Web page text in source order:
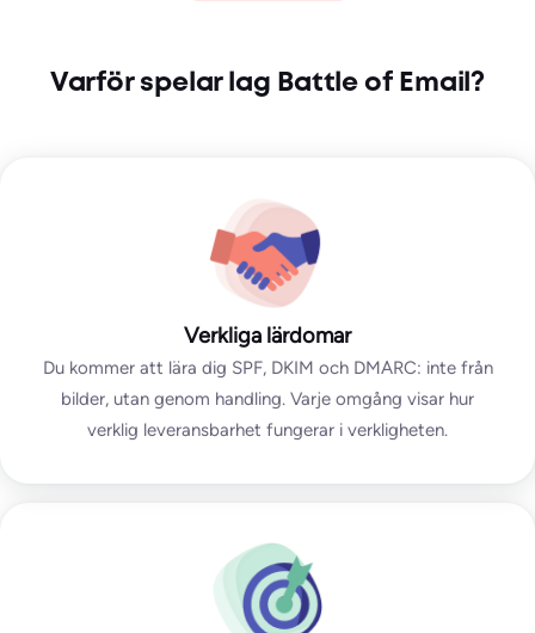
Varför spelar lag Battle of Email?
Verkliga lärdomar
Du kommer att lära dig SPF, DKIM och DMARC: inte från
bilder, utan genom handling. Varje omgång visar hur
verklig leveransbarhet fungerar i verkligheten.